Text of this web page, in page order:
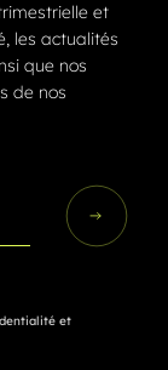
et
les actualités
que nos
de nos
et